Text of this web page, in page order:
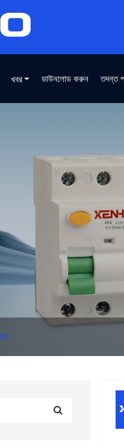
খবর ডাউনলোড করুন তদন্ত